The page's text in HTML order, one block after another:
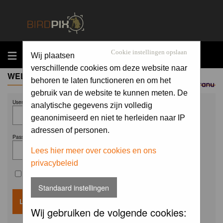
MENU
Sponsored by
Cookie instellingen opslaan
Wij plaatsen
verschillende cookies om deze website naar
behoren te laten functioneren en om het
gebruik van de website te kunnen meten. De
analytische gegevens zijn volledig
geanonimiseerd en niet te herleiden naar IP
adressen of personen.
Lees hier meer over cookies en ons
privacybeleid
Standaard instellingen
Wij gebruiken de volgende cookies:
WELCOME GUEST
Username:
Password: